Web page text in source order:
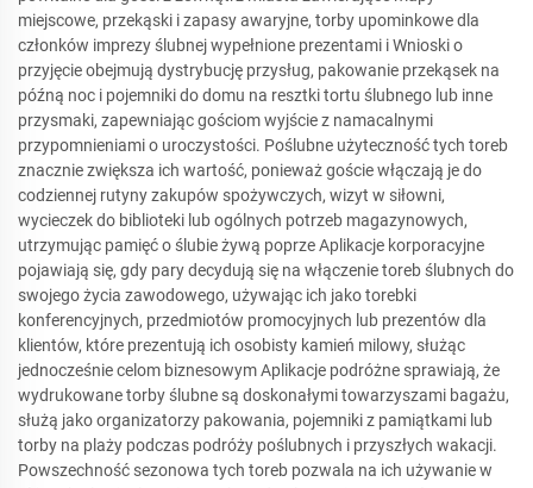
miejscowe, przekąski i zapasy awaryjne, torby upominkowe dla
członków imprezy ślubnej wypełnione prezentami i Wnioski o
przyjęcie obejmują dystrybucję przysług, pakowanie przekąsek na
późną noc i pojemniki do domu na resztki tortu ślubnego lub inne
przysmaki, zapewniając gościom wyjście z namacalnymi
przypomnieniami o uroczystości. Poślubne użyteczność tych toreb
znacznie zwiększa ich wartość, ponieważ goście włączają je do
codziennej rutyny zakupów spożywczych, wizyt w siłowni,
wycieczek do biblioteki lub ogólnych potrzeb magazynowych,
utrzymując pamięć o ślubie żywą poprze Aplikacje korporacyjne
pojawiają się, gdy pary decydują się na włączenie toreb ślubnych do
swojego życia zawodowego, używając ich jako torebki
konferencyjnych, przedmiotów promocyjnych lub prezentów dla
klientów, które prezentują ich osobisty kamień milowy, służąc
jednocześnie celom biznesowym Aplikacje podróżne sprawiają, że
wydrukowane torby ślubne są doskonałymi towarzyszami bagażu,
służą jako organizatorzy pakowania, pojemniki z pamiątkami lub
torby na plaży podczas podróży poślubnych i przyszłych wakacji.
Powszechność sezonowa tych toreb pozwala na ich używanie w